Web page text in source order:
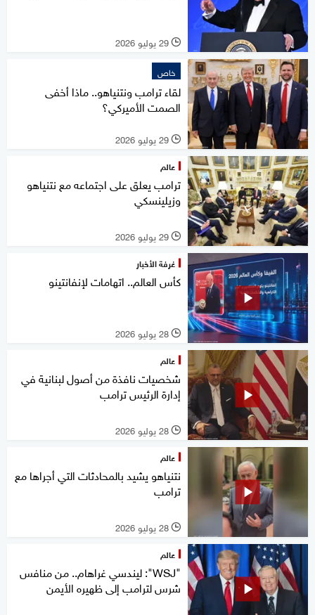
l 29 يوليو 2026
خاص
لقاء ترامب ونتنياهو.. ماذا أخفى
الصمت الأميركي؟
l 29 يوليو 2026
عالم
ترامب يعلق على اجتماعه مع نتنياهو
وزيلينسكي
l 29 يوليو 2026
غرفة الأخبار
كأس العالم.. اتهامات لإنفانتينو
l 28 يوليو 2026
عالم
شخصيات نافذة من أصول لبنانية في
إدارة الرئيس ترامب
l 28 يوليو 2026
عالم
نتنياهو يشيد بالمحادثات التي أجراها مع
ترامب
l 28 يوليو 2026
عالم
"WSJ": ليندسي غراهام.. من منافس
شرس لترامب إلى ظهيره الأيمن